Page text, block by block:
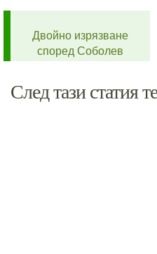
Двойно изрязване
според Соболев
След тази статия